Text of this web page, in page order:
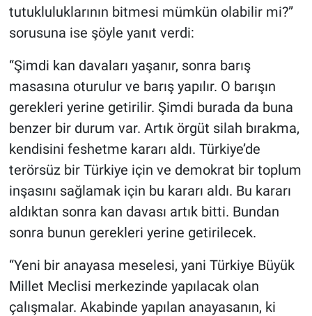
tutukluluklarının bitmesi mümkün olabilir mi?”
sorusuna ise şöyle yanıt verdi:
“Şimdi kan davaları yaşanır, sonra barış
masasına oturulur ve barış yapılır. O barışın
gerekleri yerine getirilir. Şimdi burada da buna
benzer bir durum var. Artık örgüt silah bırakma,
kendisini feshetme kararı aldı. Türkiye’de
terörsüz bir Türkiye için ve demokrat bir toplum
inşasını sağlamak için bu kararı aldı. Bu kararı
aldıktan sonra kan davası artık bitti. Bundan
sonra bunun gerekleri yerine getirilecek.
“Yeni bir anayasa meselesi, yani Türkiye Büyük
Millet Meclisi merkezinde yapılacak olan
çalışmalar. Akabinde yapılan anayasanın, ki